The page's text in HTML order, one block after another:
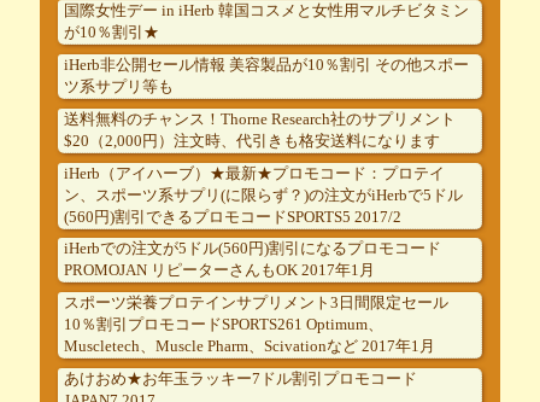
国際女性デー in iHerb 韓国コスメと女性用マルチビタミン
が10％割引★
iHerb非公開セール情報 美容製品が10％割引 その他スポー
ツ系サプリ等も
送料無料のチャンス！Thorne Research社のサプリメント
$20（2,000円）注文時、代引きも格安送料になります
iHerb（アイハーブ）★最新★プロモコード：プロテイ
ン、スポーツ系サプリ(に限らず？)の注文がiHerbで5ドル
(560円)割引できるプロモコードSPORTS5 2017/2
iHerbでの注文が5ドル(560円)割引になるプロモコード
PROMOJAN リピーターさんもOK 2017年1月
スポーツ栄養プロテインサプリメント3日間限定セール
10％割引プロモコードSPORTS261 Optimum、
Muscletech、Muscle Pharm、Scivationなど 2017年1月
あけおめ★お年玉ラッキー7ドル割引プロモコード